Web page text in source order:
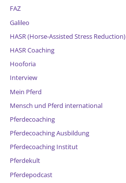
FAZ
Galileo
HASR (Horse-Assisted Stress Reduction)
HASR Coaching
Hooforia
Interview
Mein Pferd
Mensch und Pferd international
Pferdecoaching
Pferdecoaching Ausbildung
Pferdecoaching Institut
Pferdekult
Pferdepodcast